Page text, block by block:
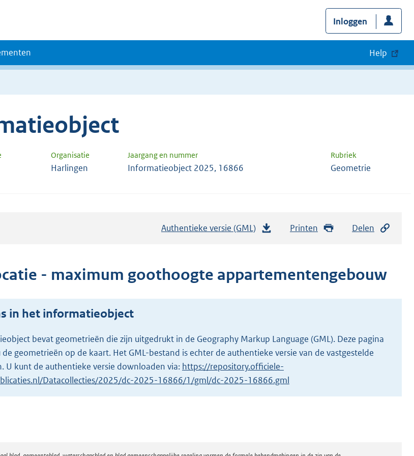
Inloggen
Help
Organisatie Jaargang en nummer Rubriek
Harlingen Informatieobject 2025, 16866 Geometrie
Authentieke versie (GML)
t
a
n
g
r
o
o
Printen Delen
- maximum goothoogte appartementengebouw
in het informatieobject
bevat geometrieën die zijn uitgedrukt in de Geography Markup Language (GML). Deze pagina
geometrieën op de kaart. Het GML-bestand is echter de authentieke versie van de vastgestelde
U kunt de authentieke versie downloaden via: https://repository.officiele-
Datacollecties/2025/dc-2025-16866/1/gml/dc-2025-16866.gml